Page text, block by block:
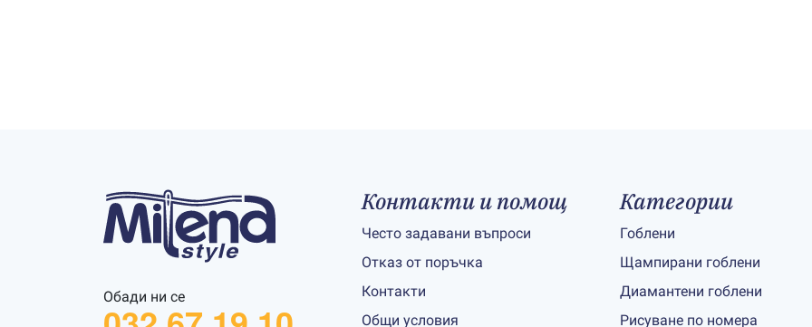
Обади ни се
Контакти и помощ
Често задавани въпроси
Отказ от поръчка
Контакти
Общи условия
Категории
Гоблени
Щампирани гоблени
Диамантени гоблени
Рисуване по номера